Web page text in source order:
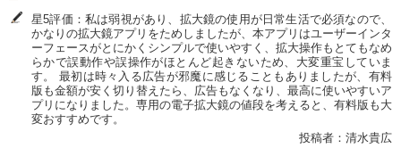
星5評価：私は弱視があり、拡大鏡の使用が日常生活で必須なので、
かなりの拡大鏡アプリをためしましたが、本アプリはユーザーインタ
ーフェースがとにかくシンプルで使いやすく、拡大操作もとてもなめ
らかで誤動作や誤操作がほとんど起きないため、大変重宝していま
す。 最初は時々入る広告が邪魔に感じることもありましたが、有料
版も金額が安く切り替えたら、広告もなくなり、最高に使いやすいア
プリになりました。専用の電子拡大鏡の値段を考えると、有料版も大
変おすすめです。
投稿者：清水貴広